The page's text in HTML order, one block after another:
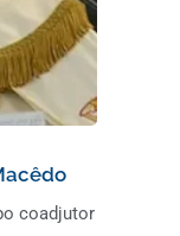
coadjutor